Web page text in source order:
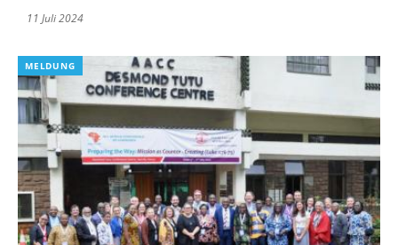
11 Juli 2024
MELDUNG